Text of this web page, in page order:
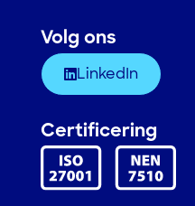
Volg ons
LinkedIn
Certificering